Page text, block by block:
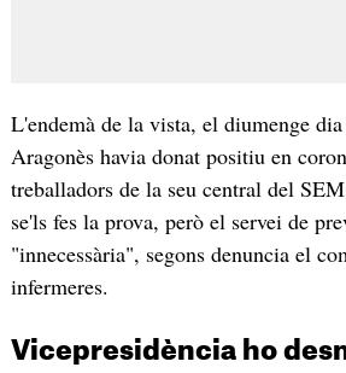
L'endemà de la vista, el diumenge
Aragonès havia donat positiu en
treballadors de la seu central del
se'ls fes la prova, però el servei de
"innecessària", segons denuncia el
infermeres.
Vicepresidència ho